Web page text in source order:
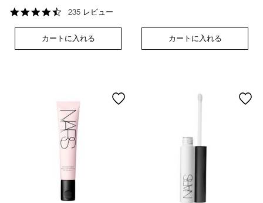
4.6
rating
235 レビュー
カートに入れる カートに入れる